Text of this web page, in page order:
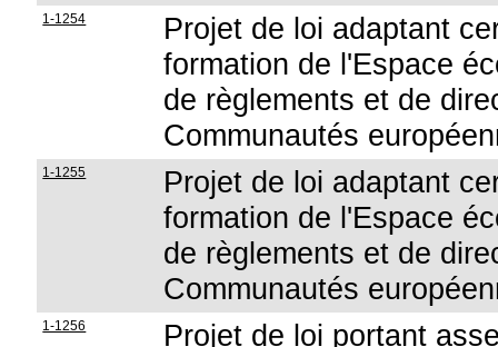
1-1254
Projet de loi adaptant
formation de l'Espace
de règlements et de
Communautés
1-1255
Projet de loi adaptant
formation de l'Espace
de règlements et de
Communautés
1-1256
Projet de loi portant